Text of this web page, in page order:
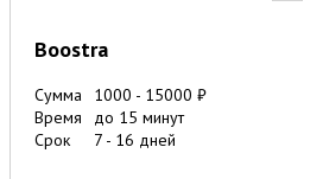
Boostra
Сумма 1000 - 15000 ₽
Время
до 15 минут
Срок
7 - 16 дней